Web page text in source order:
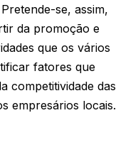
se, assim,
da promoção e
que os vários
fatores que
competitividade das
empresários locais.